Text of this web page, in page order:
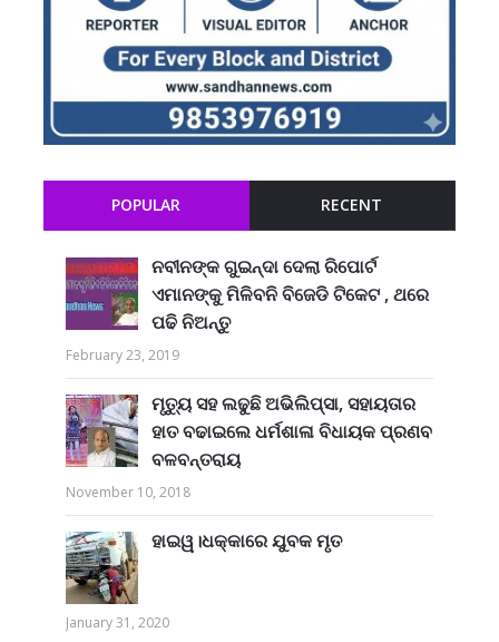
POPULAR RECENT
ନବୀନଙ୍କ ଗୁଇନ୍ଦା ଦେଲା ରିପୋର୍ଟ
ଏମାନଙ୍କୁ ମିଳିବନି ବିଜେଡି ଟିକେଟ , ଥରେ
ପଢି ନିଅନ୍ତୁ
February 23, 2019
ମୃତ୍ୟୁ ସହ ଲଢୁଛି ଅଭିଲିପ୍ସା, ସହାୟତାର
ହାତ ବଢାଇଲେ ଧର୍ମଶାଳା ବିଧାୟକ ପ୍ରଣବ
ବଳବନ୍ତରାୟ
November 10, 2018
ହାଇୱ।ଧକ୍କାରେ ଯୁବକ ମୃତ
January 31, 2020